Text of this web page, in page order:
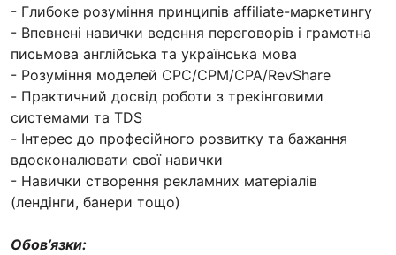
- Глибоке розуміння принципів affiliate-маркетингу
- Впевнені навички ведення переговорів і грамотна
письмова англійська та українська мова
- Розуміння моделей CPC/CPM/CPA/RevShare
- Практичний досвід роботи з трекінговими
системами та TDS
- Інтерес до професійного розвитку та бажання
вдосконалювати свої навички
- Навички створення рекламних матеріалів
(лендінги, банери тощо)
Обов’язки: